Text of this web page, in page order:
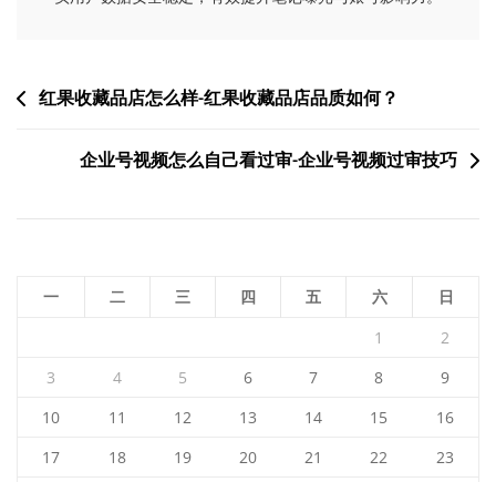
文红果收藏品店怎么样-红果收藏品店品质如何？
企业号视频怎么自己看过审-企业号视频过审技巧
一 二 三 四 五 六
日
1
2
3
4 5 6 7 8
9
10
11 12 13 14 15
16
17
18 19 20 21 22
23